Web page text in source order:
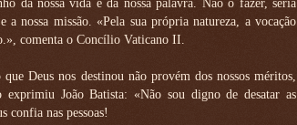
da nossa vida e da nossa palavra. Não o fazer, seria
a nossa missão. «Pela sua própria natureza, a vocação
comenta o Concílio Vaticano II.
Deus nos destinou não provém dos nossos méritos,
exprimiu João Batista: «Não sou digno de desatar as
confia nas pessoas!